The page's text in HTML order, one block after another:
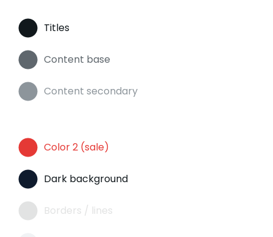
Titles
Content base
Content secondary
Color 2 (sale)
Dark background
Borders / lines